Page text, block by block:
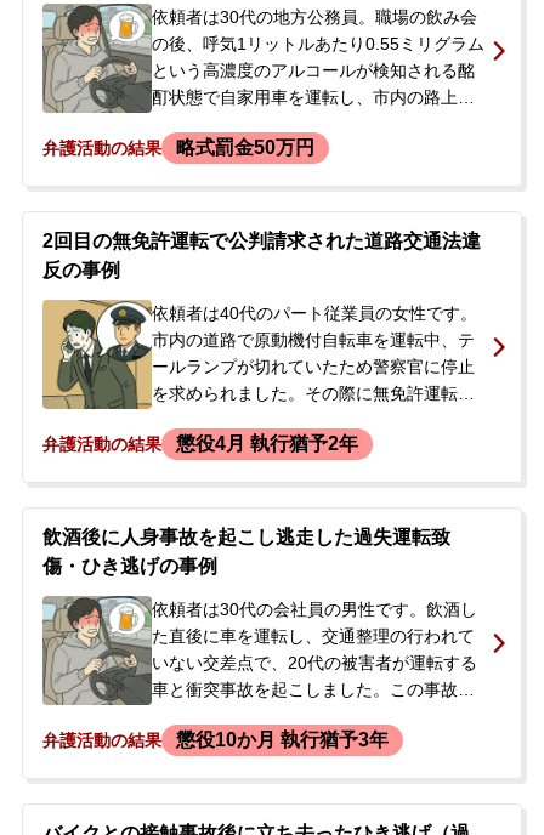
依頼者は30代の地方公務員。職場の飲み会
の後、呼気1リットルあたり0.55ミリグラム
という高濃度のアルコールが検知される酩
酊状態で自家用車を運転し、市内の路上で
ました。住民の通報で臨場した警察官から
正式裁判になると失職する可能性があった
ため、公判請求を回避し罰金刑で済ませた
ました。
弁護活動の結果 略式罰金50万円
2回目の無免許運転で公判請求された道路交通法違
反の事例
依頼者は40代のパート従業員の女性です。
市内の道路で原動機付自転車を運転中、テ
ールランプが切れていたため警察官に停止
を求められました。その際に無免許運転で
けました。取り調べ後は元夫が身元引受人
無免許運転などで罰金刑を受けており、今
回が2度目の犯行でした。後日、検察庁から
呼び出しがあるとの連絡を受け、公判請求
されて実刑判決が下されるのではないかと
不安になり、当事務所へ相談に来られまし
た。
弁護活動の結果 懲役4月 執行猶予2年
飲酒後に人身事故を起こし逃走した過失運転致
傷・ひき逃げの事例
依頼者は30代の会社員の男性です。飲酒し
た直後に車を運転し、交通整理の行われて
いない交差点で、20代の被害者が運転する
車と衝突事故を起こしました。この事故で
負わせたにもかかわらず、依頼者は怖くな
修理のために保険会社に連絡した際、当初
弁護活動の結果 懲役10か月 執行猶予3年